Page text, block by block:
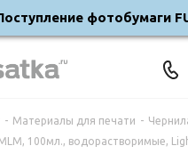
фотобумаги
- Материалы для печати -
100мл., водорастворимые,